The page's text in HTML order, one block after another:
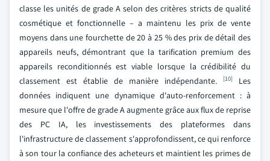
classe les unités de grade A selon des critères stricts de qualité
cosmétique et fonctionnelle – a maintenu les prix de vente
moyens dans une fourchette de 20 à 25 % des prix de détail des
appareils neufs, démontrant que la tarification premium des
appareils reconditionnés est viable lorsque la crédibilité du
classement est établie de manière indépendante.
[10]
Les
données indiquent une dynamique d'auto-renforcement : à
mesure que l'offre de grade A augmente grâce aux flux de reprise
des PC IA, les investissements des plateformes dans
l'infrastructure de classement s'approfondissent, ce qui renforce
à son tour la confiance des acheteurs et maintient les primes de